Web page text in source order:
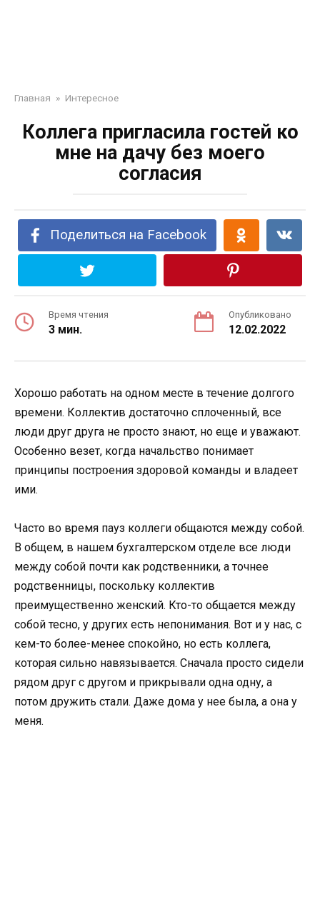
Главная » Интересное
Коллега пригласила гостей ко
мне на дачу без моего
согласия
Поделиться на Facebook
Время чтения
3 мин.
Опубликовано
12.02.2022
Хорошо работать на одном месте в течение долгого
времени. Коллектив достаточно сплоченный, все
люди друг друга не просто знают, но еще и уважают.
Особенно везет, когда начальство понимает
принципы построения здоровой команды и владеет
ими.
Часто во время пауз коллеги общаются между собой.
В общем, в нашем бухгалтерском отделе все люди
между собой почти как родственники, а точнее
родственницы, поскольку коллектив
преимущественно женский. Кто-то общается между
собой тесно, у других есть непонимания. Вот и у нас, с
кем-то более-менее спокойно, но есть коллега,
которая сильно навязывается. Сначала просто сидели
рядом друг с другом и прикрывали одна одну, а
потом дружить стали. Даже дома у нее была, а она у
меня.